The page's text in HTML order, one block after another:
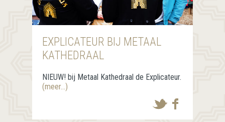
EXPLICATEUR BIJ METAAL
KATHEDRAAL
NIEUW! bij Metaal Kathedraal de Explicateur.
(meer…)